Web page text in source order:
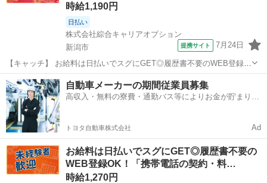
時給1,190円
日払い
株式会社綜合キャリアオプション
新潟市
提携サイト 7月24日
【キャッチ】 お給料は日払いでスグにGET◎履歴書不要のWEB登録
OK！「予約受付」高時給1190円！新潟周辺！20代～40代のスタッフ
が多数活躍中★ 【コメント】 製造のお仕事をお探しにおススメ♪ 「未
経験でも出来る仕...
新潟 新潟市 その他
自動車メーカーの期間従業員募集
高収入・無料の寮費・通勤バス等によりお金が貯まりや
トヨタ自動車株式会社 Ad
お給料は日払いでスグにGET◎履歴書不要の
WEB登録OK！「携帯電話の契約・料…
時給1,270円